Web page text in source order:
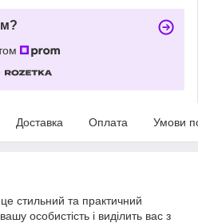
Доставка Оплата Умови
стильний та практичний
особистість і виділить вас з